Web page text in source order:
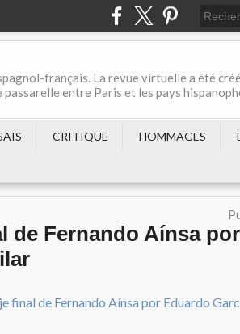
français. La revue virtuelle a été
entre Paris et les pays
CRITIQUE HOMMAGES
de Fernando Aínsa